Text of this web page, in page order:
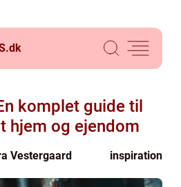
dk
komplet guide til
hjem og ejendom
Vestergaard inspiration